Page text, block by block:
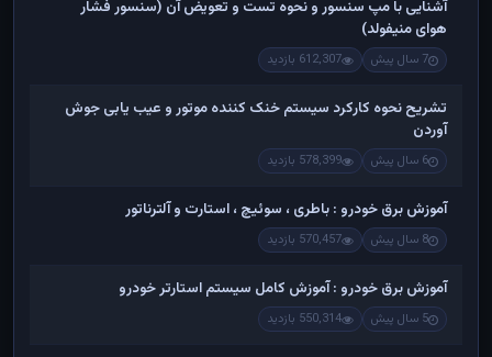
آشنایی با مپ سنسور و نحوه تست و تعویض آن (سنسور فشار
هوای منیفولد)
7 سال پیش 612,307 بازدید
تشریح نحوه کارکرد سیستم خنک کننده موتور و عیب یابی جوش
آوردن
6 سال پیش 578,399 بازدید
آموزش برق خودرو : باطری ، سوئیچ ، استارت و آلترناتور
8 سال پیش 570,457 بازدید
آموزش برق خودرو : آموزش کامل سیستم استارتر خودرو
5 سال پیش 550,314 بازدید